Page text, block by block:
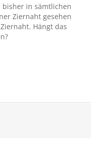
bisher in sämtlichen
Ziernaht gesehen
Hängt das